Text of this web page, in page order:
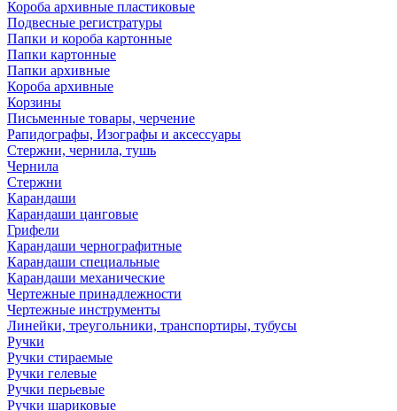
Короба архивные пластиковые
Подвесные регистратуры
Папки и короба картонные
Папки картонные
Папки архивные
Короба архивные
Корзины
Письменные товары, черчение
Рапидографы, Изографы и аксессуары
Стержни, чернила, тушь
Чернила
Стержни
Карандаши
Карандаши цанговые
Грифели
Карандаши чернографитные
Карандаши специальные
Карандаши механические
Чертежные принадлежности
Чертежные инструменты
Линейки, треугольники, транспортиры, тубусы
Ручки
Ручки стираемые
Ручки гелевые
Ручки перьевые
Ручки шариковые